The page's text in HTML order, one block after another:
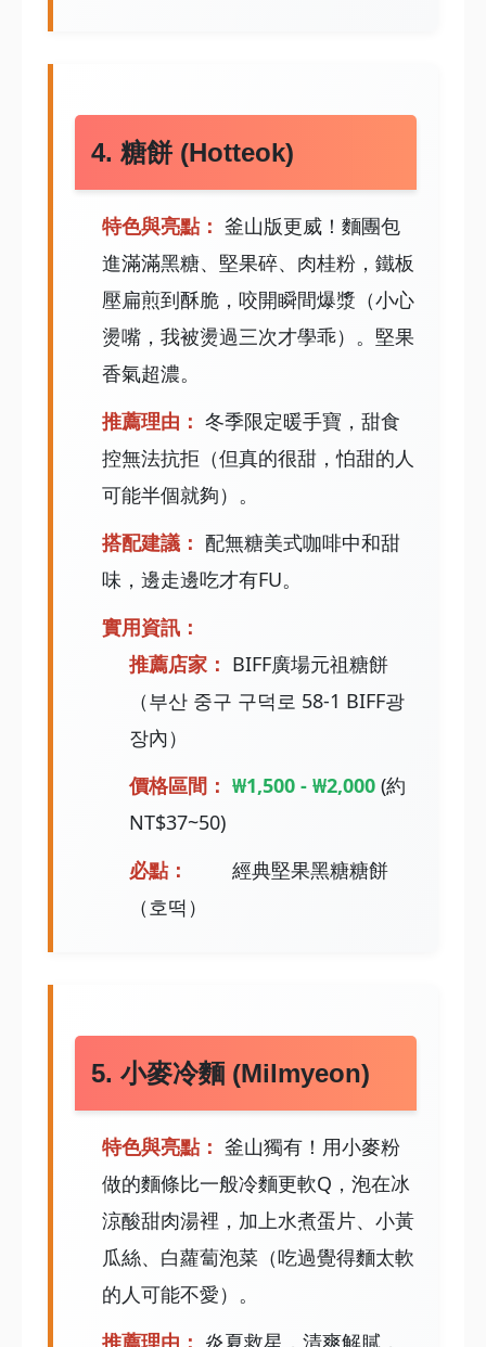
4. 糖餅 (Hotteok)
特色與亮點： 釜山版更威！麵團包
進滿滿黑糖、堅果碎、肉桂粉，鐵板
壓扁煎到酥脆，咬開瞬間爆漿（小心
燙嘴，我被燙過三次才學乖）。堅果
香氣超濃。
推薦理由： 冬季限定暖手寶，甜食
控無法抗拒（但真的很甜，怕甜的人
可能半個就夠）。
搭配建議： 配無糖美式咖啡中和甜
味，邊走邊吃才有FU。
實用資訊：
推薦店家： BIFF廣場元祖糖餅
（부산 중구 구덕로 58-1 BIFF광
장內）
價格區間： ₩1,500 - ₩2,000 (約
NT$37~50)
必點：
經典堅果黑糖糖餅
（호떡）
5. 小麥冷麵 (Milmyeon)
特色與亮點： 釜山獨有！用小麥粉
做的麵條比一般冷麵更軟Q，泡在冰
涼酸甜肉湯裡，加上水煮蛋片、小黃
瓜絲、白蘿蔔泡菜（吃過覺得麵太軟
的人可能不愛）。
推薦理由： 炎夏救星，清爽解膩，